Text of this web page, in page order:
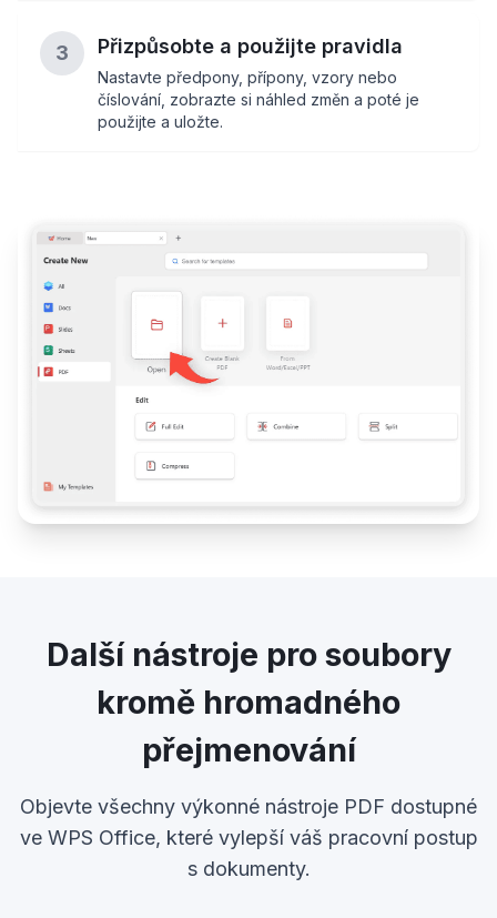
3 Přizpůsobte a použijte pravidla
Nastavte předpony, přípony, vzory nebo
číslování, zobrazte si náhled změn a poté je
použijte a uložte.
Další nástroje pro soubory
kromě hromadného
přejmenování
Objevte všechny výkonné nástroje PDF dostupné
ve WPS Office, které vylepší váš pracovní postup
s dokumenty.